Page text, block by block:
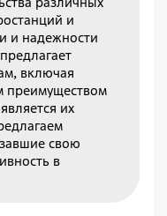
и
и надежности
включая
их
свою
в